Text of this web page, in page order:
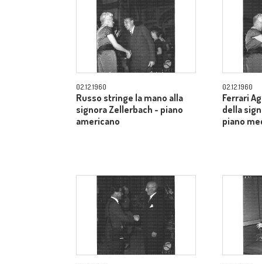
02.12.1960
Russo stringe la mano alla
signora Zellerbach - piano
americano
02.12.1960
Ferrari
della
piano